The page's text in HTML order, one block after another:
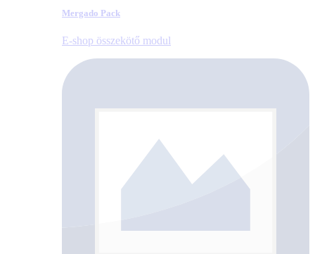
Mergado Pack
E‑shop összekötő modul